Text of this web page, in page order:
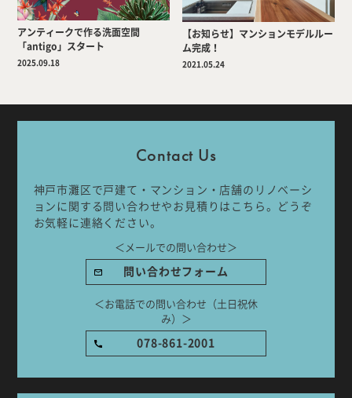
アンティークで作る洗面空間
「antigo」スタート
2025.09.18
【お知らせ】マンションモデルルー
ム完成！
2021.05.24
Contact Us
神戸市灘区で戸建て・マンション・店舗のリノベーシ
ョンに関する問い合わせやお見積りはこちら。どうぞ
お気軽に連絡ください。
＜メールでの問い合わせ＞
問い合わせフォーム
＜お電話での問い合わせ（土日祝休
み）＞
078-861-2001
Company
Works
Team
Work Flow
Topics
Recruit
Room Tour
ご相談はこちらから